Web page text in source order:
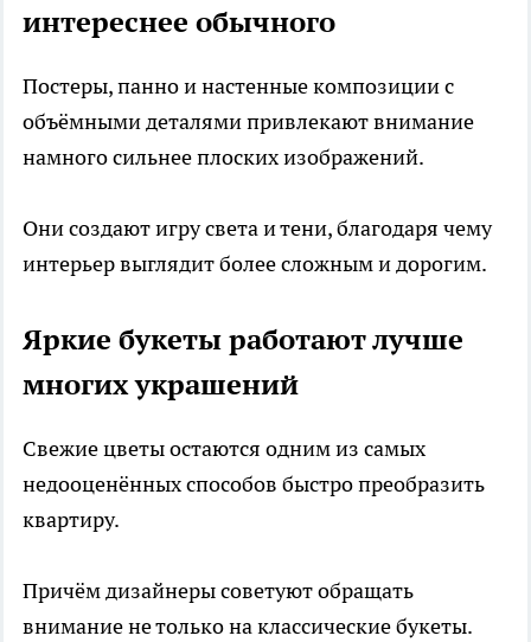
интереснее обычного
Постеры, панно и настенные композиции с
объёмными деталями привлекают внимание
намного сильнее плоских изображений.
Они создают игру света и тени, благодаря чему
интерьер выглядит более сложным и дорогим.
Яркие букеты работают лучше
многих украшений
Свежие цветы остаются одним из самых
недооценённых способов быстро преобразить
квартиру.
Причём дизайнеры советуют обращать
внимание не только на классические букеты.